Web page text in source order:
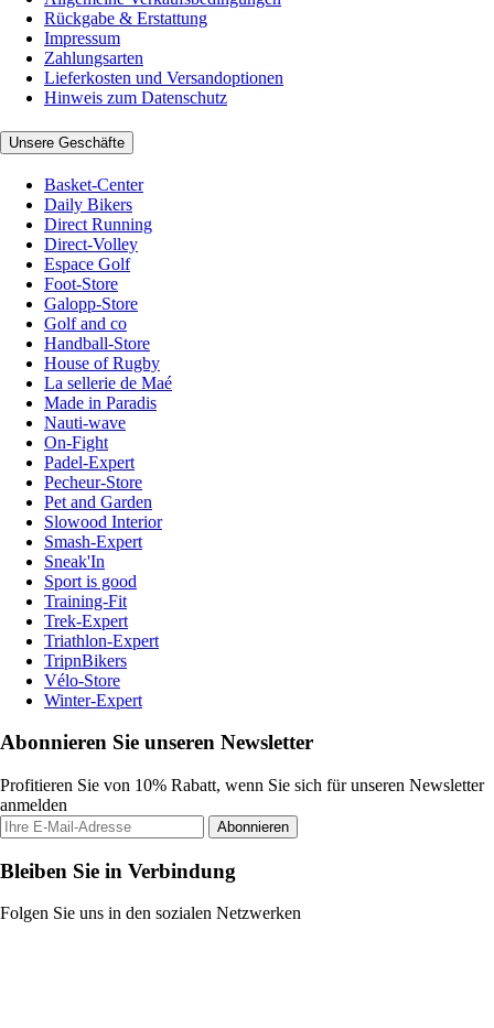
Rückgabe & Erstattung
Impressum
Zahlungsarten
Lieferkosten und Versandoptionen
Hinweis zum Datenschutz
Unsere Geschäfte
Basket-Center
Daily Bikers
Direct Running
Direct-Volley
Espace Golf
Foot-Store
Galopp-Store
Golf and co
Handball-Store
House of Rugby
La sellerie de Maé
Made in Paradis
Nauti-wave
On-Fight
Padel-Expert
Pecheur-Store
Pet and Garden
Slowood Interior
Smash-Expert
Sneak'In
Sport is good
Training-Fit
Trek-Expert
Triathlon-Expert
TripnBikers
Vélo-Store
Winter-Expert
Abonnieren Sie unseren Newsletter
Profitieren Sie von 10% Rabatt, wenn Sie sich für unseren Newsletter
anmelden
Abonnieren
Bleiben Sie in Verbindung
Folgen Sie uns in den sozialen Netzwerken